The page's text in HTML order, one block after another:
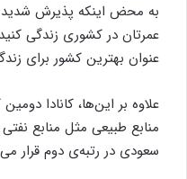
به محض اینكه پذیرش شدید
عمرتان در كشوری زندگی
عنوان بهترین كشور برای
علاوه بر این‌ها، كانادا
منابع طبیعی مثل منابع
سعودی در رتبه‌ی دوم قرار